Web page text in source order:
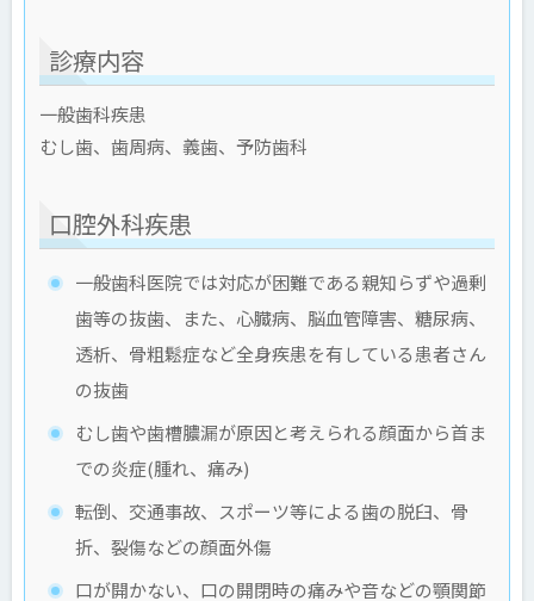
診療内容
一般歯科疾患
むし歯、歯周病、義歯、予防歯科
口腔外科疾患
一般歯科医院では対応が困難である親知らずや過剰
歯等の抜歯、また、心臓病、脳血管障害、糖尿病、
透析、骨粗鬆症など全身疾患を有している患者さん
の抜歯
むし歯や歯槽膿漏が原因と考えられる顔面から首ま
での炎症(腫れ、痛み)
転倒、交通事故、スポーツ等による歯の脱臼、骨
折、裂傷などの顔面外傷
口が開かない、口の開閉時の痛みや音などの顎関節